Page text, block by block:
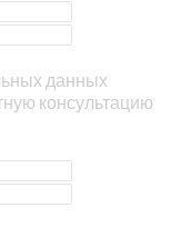
данных
консультацию